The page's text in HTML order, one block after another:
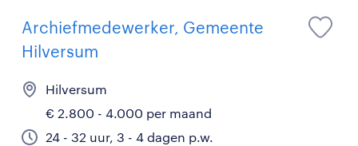
Archiefmedewerker, Gemeente
Hilversum
Hilversum
€ 2.800 - 4.000 per maand
24 - 32 uur, 3 - 4 dagen p.w.